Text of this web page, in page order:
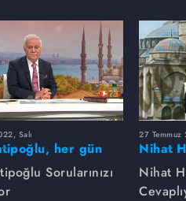
Salı
her gün
tavsiye edilenleri
Sorularınızı
27
Nihat
Nihat